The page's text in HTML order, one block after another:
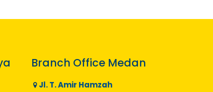
Branch Office Medan
Jl. T. Amir Hamzah